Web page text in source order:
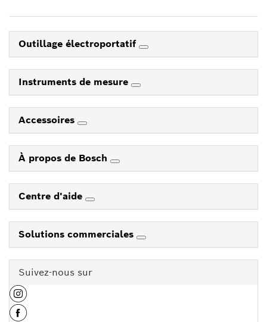
Outillage électroportatif
Instruments de mesure
Accessoires
À propos de Bosch
Centre d'aide
Solutions commerciales
Suivez-nous sur